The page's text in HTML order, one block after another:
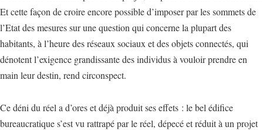
Et cette façon de croire encore possible d’imposer par les sommets de
l’Etat des mesures sur une question qui concerne la plupart des
habitants, à l’heure des réseaux sociaux et des objets connectés, qui
dénotent l’exigence grandissante des individus à vouloir prendre en
main leur destin, rend circonspect.
Ce déni du réel a d’ores et déjà produit ses effets : le bel édifice
bureaucratique s’est vu rattrapé par le réel, dépecé et réduit à un projet